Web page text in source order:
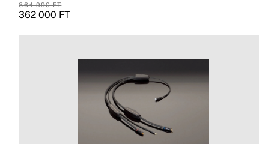
864 990FT
362 000 FT